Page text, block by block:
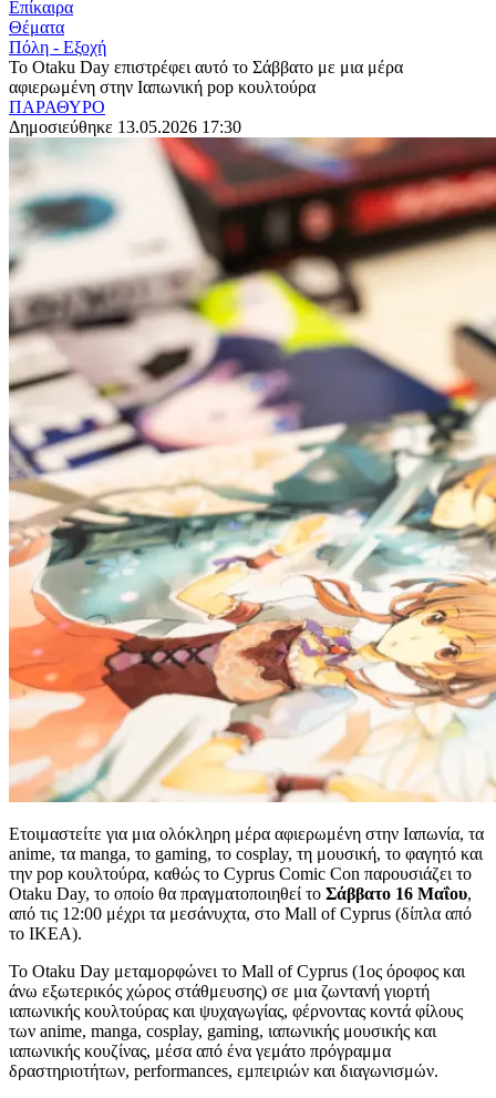
Επίκαιρα
Θέματα
Πόλη - Εξοχή
Το Otaku Day επιστρέφει αυτό το Σάββατο με μια μέρα
αφιερωμένη στην Ιαπωνική pop κουλτούρα
ΠΑΡΑΘΥΡΟ
Δημοσιεύθηκε 13.05.2026 17:30
Ετοιμαστείτε για μια ολόκληρη μέρα αφιερωμένη στην Ιαπωνία, τα
anime, τα manga, το gaming, το cosplay, τη μουσική, το φαγητό και
την pop κουλτούρα, καθώς το Cyprus Comic Con παρουσιάζει το
Otaku Day, το οποίο θα πραγματοποιηθεί το Σάββατο 16 Μαΐου,
από τις 12:00 μέχρι τα μεσάνυχτα, στο Mall of Cyprus (δίπλα από
το IKEA).
Το Otaku Day μεταμορφώνει το Mall of Cyprus (1ος όροφος και
άνω εξωτερικός χώρος στάθμευσης) σε μια ζωντανή γιορτή
ιαπωνικής κουλτούρας και ψυχαγωγίας, φέρνοντας κοντά φίλους
των anime, manga, cosplay, gaming, ιαπωνικής μουσικής και
ιαπωνικής κουζίνας, μέσα από ένα γεμάτο πρόγραμμα
δραστηριοτήτων, performances, εμπειριών και διαγωνισμών.